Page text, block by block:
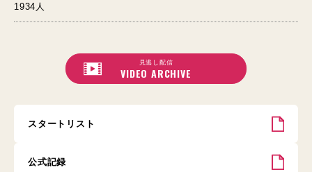
1934人
見逃し配信
VIDEO ARCHIVE
スタートリスト
公式記録